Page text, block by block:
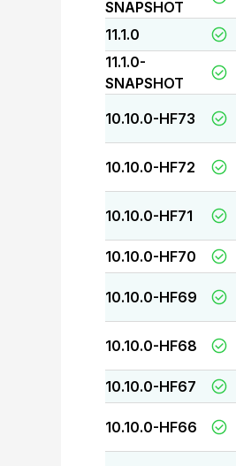
SNAPSHOT
11.1.0
11.1.0-
SNAPSHOT
10.10.0-HF73
10.10.0-HF72
10.10.0-HF71
10.10.0-HF70
10.10.0-HF69
10.10.0-HF68
10.10.0-HF67
10.10.0-HF66